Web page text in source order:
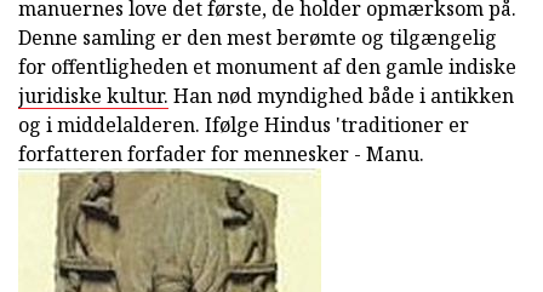
manuernes love det første, de holder opmærksom på.
Denne samling er den mest berømte og tilgængelig
for offentligheden et monument af den gamle indiske
juridiske kultur. Han nød myndighed både i antikken
og i middelalderen. Ifølge Hindus 'traditioner er
forfatteren forfader for mennesker - Manu.